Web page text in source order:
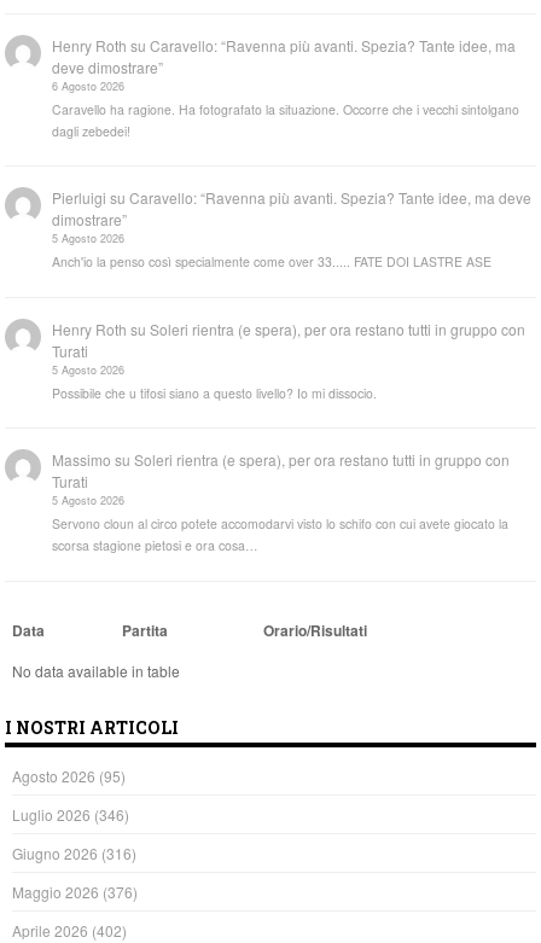
Henry Roth suCaravello: “Ravenna più avanti. Spezia? Tante idee, ma
deve dimostrare”
6 Agosto 2026
Caravello ha ragione. Ha fotografato la situazione. Occorre che i vecchi sintolgano
dagli zebedei!
Pierluigi suCaravello: “Ravenna più avanti. Spezia? Tante idee, ma deve
dimostrare”
5 Agosto 2026
Anch'io la penso così specialmente come over 33..... FATE DOI LASTRE ASE
Henry Roth suSoleri rientra (e spera), per ora restano tutti in gruppo con
Turati
5 Agosto 2026
Possibile che u tifosi siano a questo livello? Io mi dissocio.
Massimo suSoleri rientra (e spera), per ora restano tutti in gruppo con
Turati
5 Agosto 2026
Servono cloun al circo potete accomodarvi visto lo schifo con cui avete giocato la
scorsa stagione pietosi e ora cosa…
Data Partita Orario/Risultati
No data available in table
I NOSTRI ARTICOLI
Agosto 2026 (95)
Luglio 2026 (346)
Giugno 2026 (316)
Maggio 2026 (376)
Aprile 2026 (402)